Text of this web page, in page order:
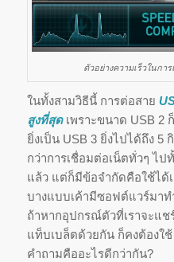
ตัวอย่างความเร็วในกา
ในทั้งสามวิธีนี้ การต่อสาย
สูงที่สุดเพราะขนาด USB 2
ยิ่งเป็น USB 3 ยิ่งไปได้ถึง 5
กว่าการเชื่อมต่อเน็ตทั่วๆ ไ
แล้ว แต่ก็มีข้อจำกัดคือใช้ได้
บางแบบเค้ามีซอฟต์แวร์มา
ถ้าหากอุปกรณ์ตัวที่เราจะแ
แท็บเบล็ตด้วยกัน ก็คงต้องใช้
คำถามคืออะไรดีกว่ากัน?